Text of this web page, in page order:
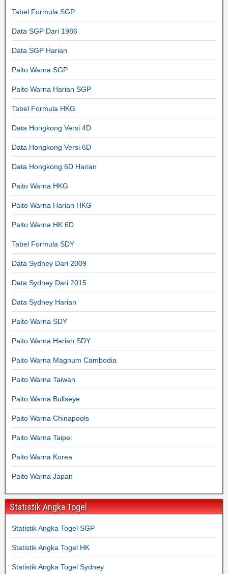
Tabel Formula SGP
Data SGP Dari 1986
Data SGP Harian
Paito Warna SGP
Paito Warna Harian SGP
Tabel Formula HKG
Data Hongkong Versi 4D
Data Hongkong Versi 6D
Data Hongkong 6D Harian
Paito Warna HKG
Paito Warna Harian HKG
Paito Warna HK 6D
Tabel Formula SDY
Data Sydney Dari 2009
Data Sydney Dari 2015
Data Sydney Harian
Paito Warna SDY
Paito Warna Harian SDY
Paito Warna Magnum Cambodia
Paito Warna Taiwan
Paito Warna Bullseye
Paito Warna Chinapools
Paito Warna Taipei
Paito Warna Korea
Paito Warna Japan
Statistik Angka Togel
Statistik Angka Togel SGP
Statistik Angka Togel HK
Statistik Angka Togel Sydney